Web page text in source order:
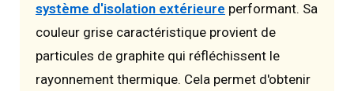
système d'isolation extérieure performant. Sa
couleur grise caractéristique provient de
particules de graphite qui réfléchissent le
rayonnement thermique. Cela permet d'obtenir